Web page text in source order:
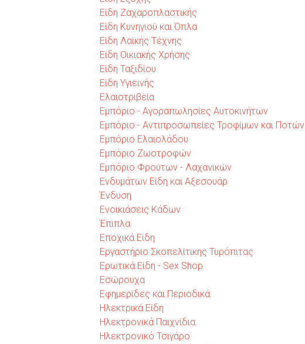
Είδη Ζαχαροπλαστικής
Είδη Κυνηγιού και Όπλα
Είδη Λαϊκής Τέχνης
Είδη Οικιακής Χρήσης
Είδη Ταξιδίου
Είδη Υγιεινής
Ελαιοτριβεία
Εμπόριο - Αγοραπωλησίες Αυτοκινήτων
Εμπόριο - Αντιπροσωπείες Τροφίμων και Ποτών
Εμπόριο Ελαιολάδου
Εμπόριο Ζωοτροφών
Εμπόριο Φρούτων - Λαχανικών
Ενδυμάτων Είδη και Αξεσουάρ
Ένδυση
Ενοικιάσεις Κάδων
Έπιπλα
Εποχικά Είδη
Εργαστήριο Σκοπελίτικης Τυρόπιτας
Ερωτικά Είδη - Sex Shop
Εσώρουχα
Εφημερίδες και Περιοδικά
Ηλεκτρικά Είδη
Ηλεκτρονικά Παιχνίδια
Ηλεκτρονικό Τσιγάρο